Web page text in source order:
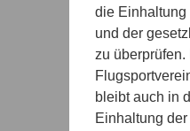
die Einhaltung
und der
zu überprüfen.
bleibt auch in
Einhaltung